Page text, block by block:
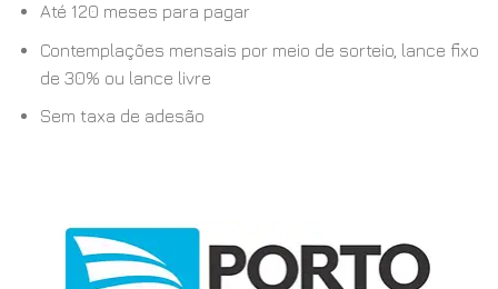
Até 120 meses para pagar
Contemplações mensais por meio de sorteio, lance fixo
de 30% ou lance livre
Sem taxa de adesão